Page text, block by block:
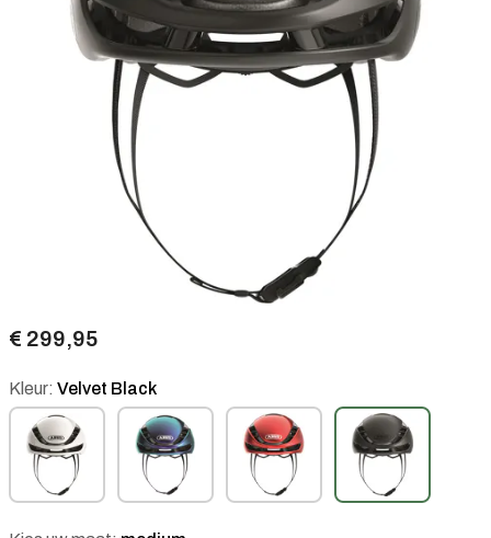
€ 299,95
Kleur: Velvet Black